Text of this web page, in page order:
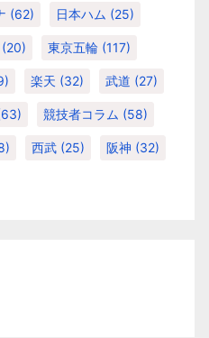
(62) 日本ハム (25)
(20) 東京五輪 (117)
楽天 (32) 武道 (27)
競技者コラム (58)
西武 (25) 阪神 (32)